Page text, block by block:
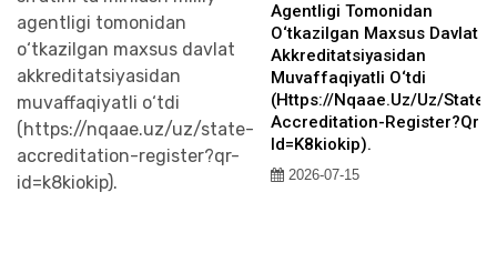
Agentligi Tomonidan
O‘tkazilgan Maxsus Davlat
Akkreditatsiyasidan
Muvaffaqiyatli O‘tdi
(https://nqaae.uz/uz/state-
Accreditation-Register?qr-
Id=k8kiokip).
2026-07-15